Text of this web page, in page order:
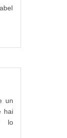
un
hai
lo